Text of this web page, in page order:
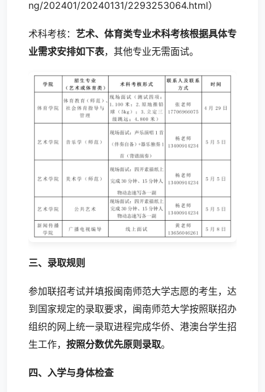
ng/202401/20240131/2293253064.html）
术科考核： 艺术、体育类专业术科考核根据具体专
业需求安排如下表，其他专业无需面试。
三、录取规则
参加联招考试并填报闽南师范大学志愿的考生，达
到国家规定的录取要求，闽南师范大学按照联招办
组织的网上统一录取进程完成华侨、港澳台学生招
生工作， 按照分数优先原则录取。
四、入学与身体检查